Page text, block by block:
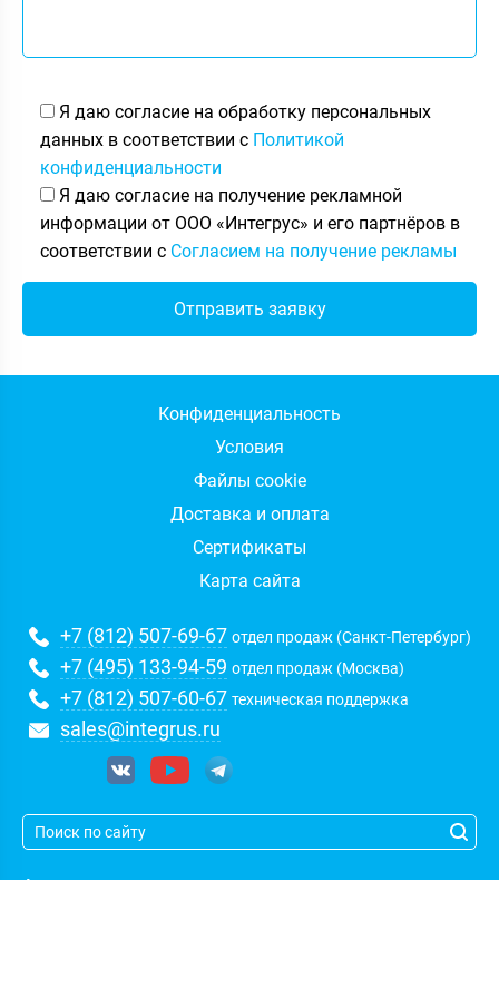
Я даю согласие на обработку персональных
данных в соответствии с Политикой
конфиденциальности
Я даю согласие на получение рекламной
информации от ООО «Интегрус» и его партнёров в
соответствии с Согласием на получение рекламы
Конфиденциальность
Условия
Файлы cookie
Доставка и оплата
Сертификаты
Карта сайта
+7 (812) 507-69-67 отдел продаж (Санкт-Петербург)
+7 (495) 133-94-59 отдел продаж (Москва)
+7 (812) 507-60-67 техническая поддержка
sales@integrus.ru
Адрес: